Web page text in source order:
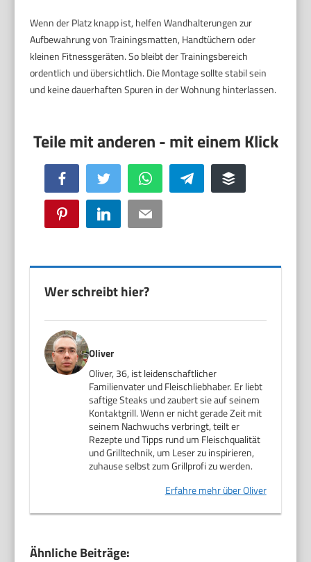
Wenn der Platz knapp ist, helfen Wandhalterungen zur
Aufbewahrung von Trainingsmatten, Handtüchern oder
kleinen Fitnessgeräten. So bleibt der Trainingsbereich
ordentlich und übersichtlich. Die Montage sollte stabil sein
und keine dauerhaften Spuren in der Wohnung hinterlassen.
Facebook Twitter WhatsApp Telegram Buffer
Pinterest LinkedIn Email
Wer schreibt hier?
Oliver
Oliver, 36, ist leidenschaftlicher
Familienvater und Fleischliebhaber. Er liebt
saftige Steaks und zaubert sie auf seinem
Kontaktgrill. Wenn er nicht gerade Zeit mit
seinem Nachwuchs verbringt, teilt er
Rezepte und Tipps rund um Fleischqualität
und Grilltechnik, um Leser zu inspirieren,
zuhause selbst zum Grillprofi zu werden.
Erfahre mehr über Oliver
Ähnliche Beiträge: